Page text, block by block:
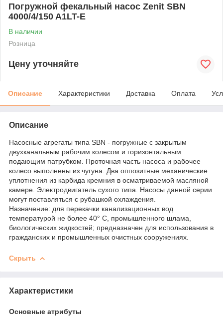
Погружной фекальный насос Zenit SBN
4000/4/150 A1LT-E
В наличии
Розница
Цену уточняйте
Описание Характеристики Доставка Оплата
Описание
Насосные агрегаты типа SBN - погружные с закрытым
двухканальным рабочим колесом и горизонтальным
подающим патрубком. Проточная часть насоса и рабочее
колесо выполнены из чугуна. Два оппозитные механические
уплотнения из карбида кремния в осматриваемой масляной
камере. Электродвигатель сухого типа. Насосы данной серии
могут поставляться с рубашкой охлаждения.
Назначение: для перекачки канализационных вод
температурой не более 40° С, промышленного шлама,
биологических жидкостей; предназначен для использования в
гражданских и промышленных очистных сооружениях.
Скрыть
Характеристики
Основные атрибуты